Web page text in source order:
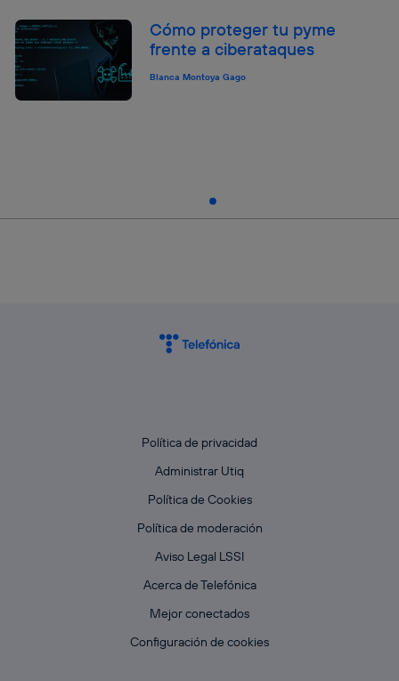
Cómo proteger tu pyme
frente a ciberataques
Blanca Montoya Gago
Política de privacidad
Administrar Utiq
Política de Cookies
Política de moderación
Aviso Legal LSSI
Acerca de Telefónica
Mejor conectados
Configuración de cookies